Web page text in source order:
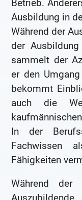
Betrieb.
Ausbildung in
Während der
der
sammelt der
er den
bekommt
auch die
In der
Fachwissen
Fähigkeiten
Während